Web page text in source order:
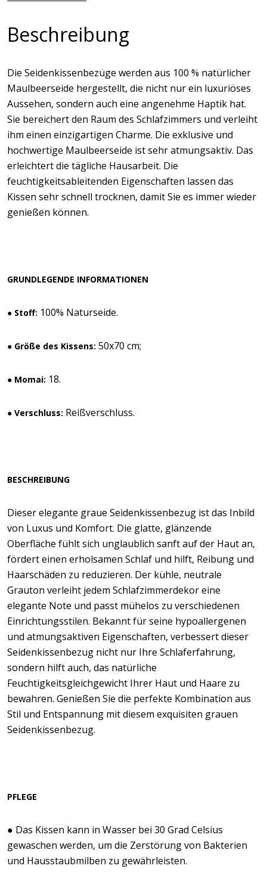
Beschreibung
Die Seidenkissenbezüge werden aus 100 % natürlicher
Maulbeerseide hergestellt, die nicht nur ein luxuriöses
Aussehen, sondern auch eine angenehme Haptik hat.
Sie bereichert den Raum des Schlafzimmers und verleiht
ihm einen einzigartigen Charme. Die exklusive und
hochwertige Maulbeerseide ist sehr atmungsaktiv. Das
erleichtert die tägliche Hausarbeit. Die
feuchtigkeitsableitenden Eigenschaften lassen das
Kissen sehr schnell trocknen, damit Sie es immer wieder
genießen können.
GRUNDLEGENDE INFORMATIONEN
● Stoff: 100% Naturseide.
● Größe des Kissens: 50x70 cm;
● Momai: 18.
● Verschluss: Reißverschluss.
BESCHREIBUNG
Dieser elegante graue Seidenkissenbezug ist das Inbild
von Luxus und Komfort. Die glatte, glänzende
Oberfläche fühlt sich unglaublich sanft auf der Haut an,
fördert einen erholsamen Schlaf und hilft, Reibung und
Haarschäden zu reduzieren. Der kühle, neutrale
Grauton verleiht jedem Schlafzimmerdekor eine
elegante Note und passt mühelos zu verschiedenen
Einrichtungsstilen. Bekannt für seine hypoallergenen
und atmungsaktiven Eigenschaften, verbessert dieser
Seidenkissenbezug nicht nur Ihre Schlaferfahrung,
sondern hilft auch, das natürliche
Feuchtigkeitsgleichgewicht Ihrer Haut und Haare zu
bewahren. Genießen Sie die perfekte Kombination aus
Stil und Entspannung mit diesem exquisiten grauen
Seidenkissenbezug.
PFLEGE
● Das Kissen kann in Wasser bei 30 Grad Celsius
gewaschen werden, um die Zerstörung von Bakterien
und Hausstaubmilben zu gewährleisten.